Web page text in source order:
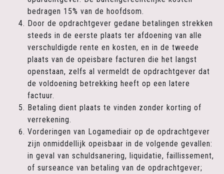
bedragen 15% van de hoofdsom.
Door de opdrachtgever gedane betalingen strekken
steeds in de eerste plaats ter afdoening van alle
verschuldigde rente en kosten, en in de tweede
plaats van de opeisbare facturen die het langst
openstaan, zelfs al vermeldt de opdrachtgever dat
de voldoening betrekking heeft op een latere
factuur.
Betaling dient plaats te vinden zonder korting of
verrekening.
Vorderingen van Logamediair op de opdrachtgever
zijn onmiddellijk opeisbaar in de volgende gevallen:
in geval van schuldsanering, liquidatie, faillissement,
of surseance van betaling van de opdrachtgever;